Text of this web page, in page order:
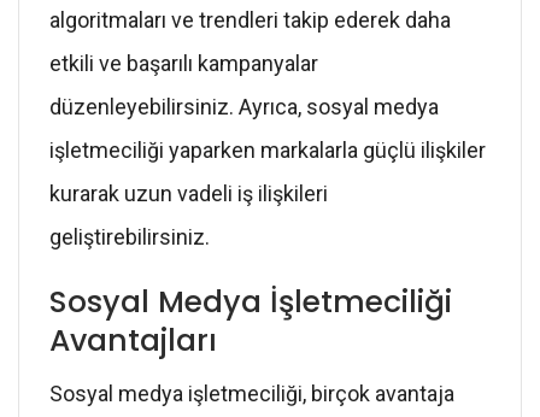
algoritmaları ve trendleri takip ederek daha
etkili ve başarılı kampanyalar
düzenleyebilirsiniz. Ayrıca, sosyal medya
işletmeciliği yaparken markalarla güçlü ilişkiler
kurarak uzun vadeli iş ilişkileri
geliştirebilirsiniz.
Sosyal Medya İşletmeciliği
Avantajları
Sosyal medya işletmeciliği, birçok avantaja